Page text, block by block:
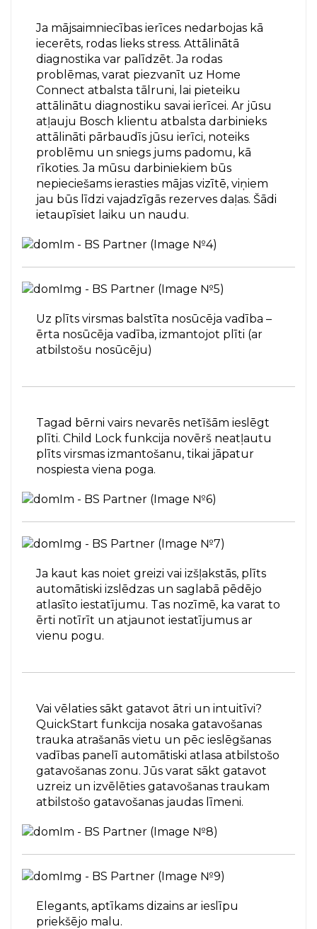
Ja mājsaimniecības ierīces nedarbojas kā
iecerēts, rodas lieks stress. Attālinātā
diagnostika var palīdzēt. Ja rodas
problēmas, varat piezvanīt uz Home
Connect atbalsta tālruni, lai pieteiku
attālinātu diagnostiku savai ierīcei. Ar jūsu
atļauju Bosch klientu atbalsta darbinieks
attālināti pārbaudīs jūsu ierīci, noteiks
problēmu un sniegs jums padomu, kā
rīkoties. Ja mūsu darbiniekiem būs
nepieciešams ierasties mājas vizītē, viņiem
jau būs līdzi vajadzīgās rezerves daļas. Šādi
ietaupīsiet laiku un naudu.
Uz plīts virsmas balstīta nosūcēja vadība –
ērta nosūcēja vadība, izmantojot plīti (ar
atbilstošu nosūcēju)
Tagad bērni vairs nevarēs netīšām ieslēgt
plīti. Child Lock funkcija novērš neatļautu
plīts virsmas izmantošanu, tikai jāpatur
nospiesta viena poga.
Ja kaut kas noiet greizi vai izšļakstās, plīts
automātiski izslēdzas un saglabā pēdējo
atlasīto iestatījumu. Tas nozīmē, ka varat to
ērti notīrīt un atjaunot iestatījumus ar
vienu pogu.
Vai vēlaties sākt gatavot ātri un intuitīvi?
QuickStart funkcija nosaka gatavošanas
trauka atrašanās vietu un pēc ieslēgšanas
vadības panelī automātiski atlasa atbilstošo
gatavošanas zonu. Jūs varat sākt gatavot
uzreiz un izvēlēties gatavošanas traukam
atbilstošo gatavošanas jaudas līmeni.
Elegants, aptīkams dizains ar ieslīpu
priekšējo malu.